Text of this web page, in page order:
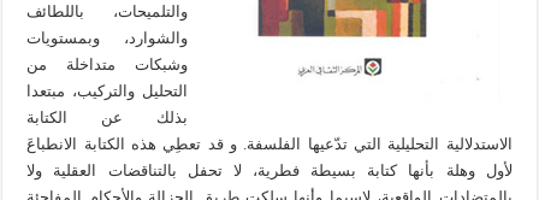
والتلميحات، باللطائف
والشوارد، وبمستويات
وشبكات متداخلة من
التحليل والتركيب، مبتعدا
بذلك عن الكتابة
الاستدلالية التحليلية التي تدّعيها الفلسفة. و قد تعطِي هذه الكتابة الانطباعَ
لأول وهلة بأنها كتابة بسيطة فطرية، لا تحفل بالتناقضات العقلية ولا